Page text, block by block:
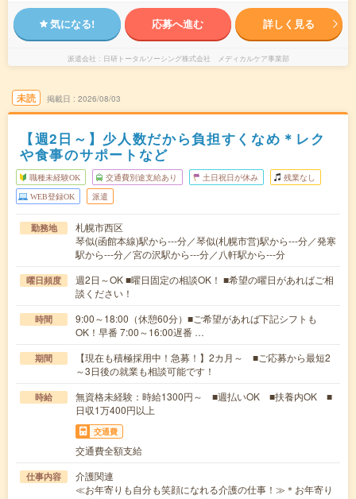
気になる! 応募へ進む 詳しく見る
派遣会社 日研トータルソーシング株式会社 メディカルケア事業部
未読 掲載日 2026/08/03
【週2日～】少人数だから負担すくなめ＊レク
や食事のサポートなど
職種未経験OK 交通費別途支給あり 土日祝日が休み 残業なし
WEB登録OK 派遣
勤務地
札幌市西区
琴似(函館本線)駅から---分／琴似(札幌市営)駅から---分／発寒
駅から---分／宮の沢駅から---分／八軒駅から---分
曜日頻度
週2日～OK ■曜日固定の相談OK！ ■希望の曜日があればご相
談ください！
時間
9:00～18:00（休憩60分）■ご希望があれば下記シフトも
OK！早番 7:00～16:00遅番 …
期間
【現在も積極採用中！急募！】2カ月～ ■ご応募から最短2
～3日後の就業も相談可能です！
時給
無資格未経験：時給1300円～ ■週払いOK ■扶養内OK ■
日収1万400円以上
交通費
交通費全額支給
仕事内容
介護関連
≪お年寄りも自分も笑顔になれる介護の仕事！≫＊お年寄り